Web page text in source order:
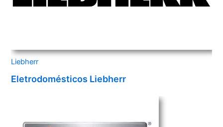
Liebherr
Eletrodomésticos Liebherr